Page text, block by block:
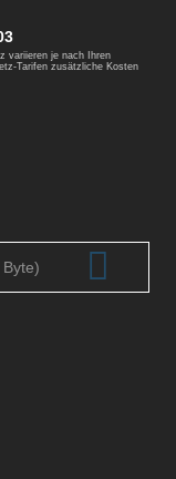
variieren je nach Ihren
Tarifen zusätzliche Kosten